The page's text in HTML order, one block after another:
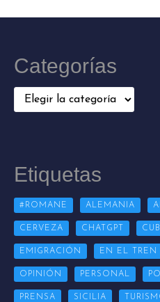
Categorías
Categorías
Etiquetas
#ROMANE ALEMANIA
CERVEZA CHATGPT
EMIGRACIÓN EN EL TREN
OPINIÓN PERSONAL
PRENSA SICILIA